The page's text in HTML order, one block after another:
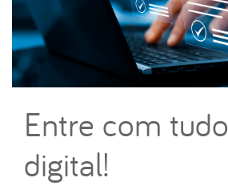
Entre com
digital!